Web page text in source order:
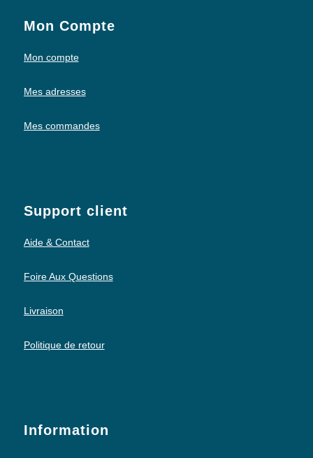
Mon Compte
Mon compte
Mes adresses
Mes commandes
Support client
Aide & Contact
Foire Aux Questions
Livraison
Politique de retour
Information